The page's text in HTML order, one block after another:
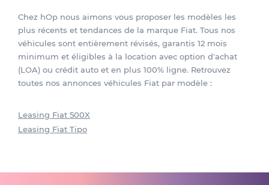
Chez hOp nous aimons vous proposer les modèles les
plus récents et tendances de la marque Fiat. Tous nos
véhicules sont entièrement révisés, garantis 12 mois
minimum et éligibles à la location avec option d'achat
(LOA) ou crédit auto et en plus 100% ligne. Retrouvez
toutes nos annonces véhicules Fiat par modèle :
Leasing Fiat 500X
Leasing Fiat Tipo